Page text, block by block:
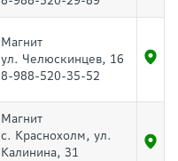
Магнит
ул. Челюскинцев, 16
8-988-520-35-52
Магнит
с. Краснохолм, ул.
Калинина, 31